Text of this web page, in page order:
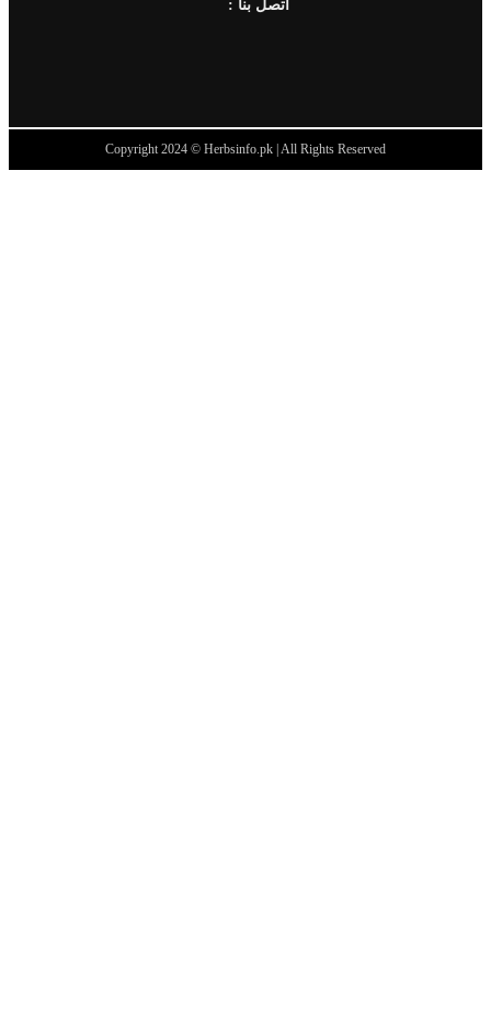
: اتصل بنا
Copyright 2024 © Herbsinfo.pk | All Rights Reserved